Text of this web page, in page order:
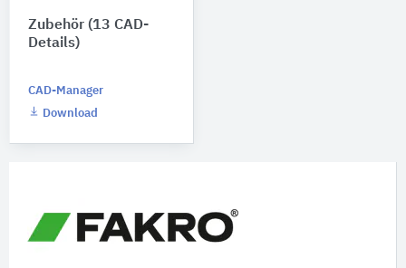
Zubehör (13 CAD-
Details)
CAD-Manager
Download